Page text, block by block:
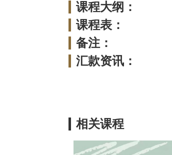
课程大纲：
课程表：
备注：
汇款资讯：
相关课程